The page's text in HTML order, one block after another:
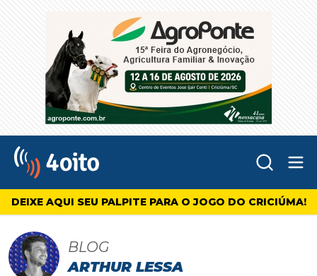
4oito
DEIXE AQUI SEU PALPITE PARA O JOGO DO CRICIÚMA!
BLOG
ARTHUR LESSA